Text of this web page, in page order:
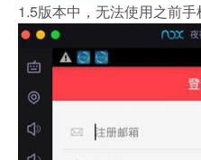
1.5版本中，无法使用之前